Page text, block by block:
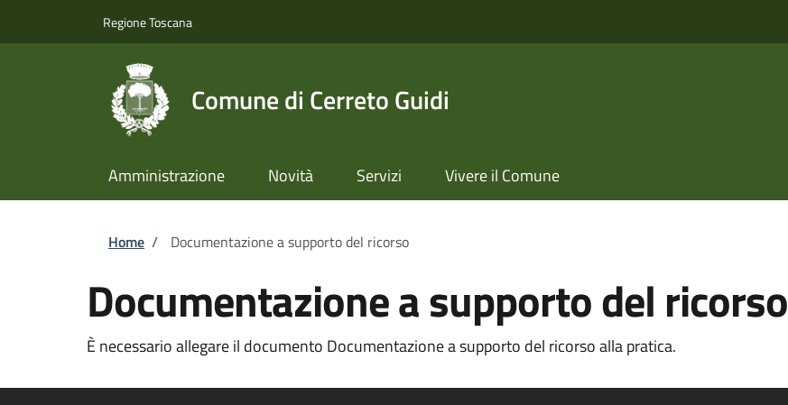
Regione Toscana
Comune di Cerreto Guidi
Amministrazione Novità Servizi Vivere il Comune
Briciole di pane
Home / Documentazione a supporto del ricorso
Documentazione a supporto del ricorso
È necessario allegare il documento Documentazione a supporto del ricorso alla pratica.